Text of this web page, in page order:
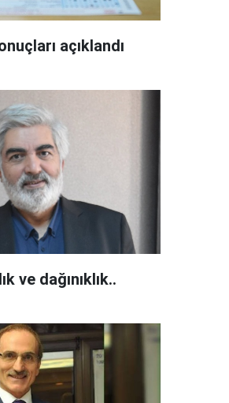
açıklandı
ve dağınıklık..